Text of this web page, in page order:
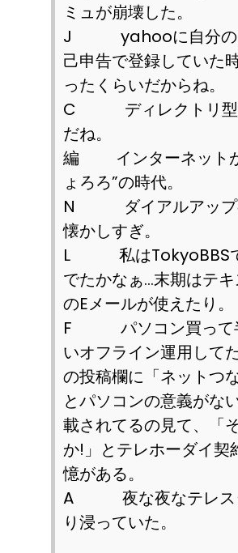
ミュが崩壊した。
J
yahooに自分の
己申告で登録していた
ったくらいだからね。
C ディレクトリ型
だね。
編 インターネット
ょろろ”の時代。
N ダイアルアップ
懐かしすぎ。
L私はTokyoBBS
でたかなぁ…末期はテ
のEメールが使えたり。
F パソコン買って
いオフライン運用して
の投稿欄に「ネットつ
とパソコンの意義がな
載されてるの見て、「
か! 」とテレホーダイ契
憶がある。
A夜な夜なテレス
り浸っていた。